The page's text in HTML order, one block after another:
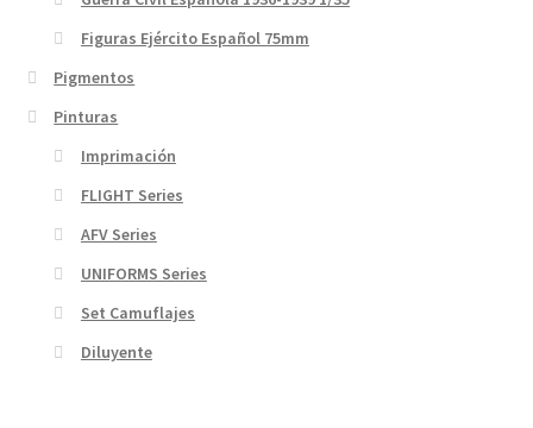
Figuras Ejército Español 75mm
Pigmentos
Pinturas
Imprimación
FLIGHT Series
AFV Series
UNIFORMS Series
Set Camuflajes
Diluyente